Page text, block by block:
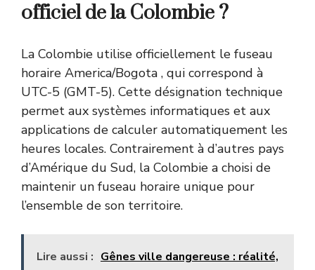
officiel de la Colombie ?
La Colombie utilise officiellement le fuseau
horaire America/Bogota , qui correspond à
UTC-5 (GMT-5). Cette désignation technique
permet aux systèmes informatiques et aux
applications de calculer automatiquement les
heures locales. Contrairement à d’autres pays
d’Amérique du Sud, la Colombie a choisi de
maintenir un fuseau horaire unique pour
l’ensemble de son territoire.
Lire aussi : Gênes ville dangereuse : réalité,